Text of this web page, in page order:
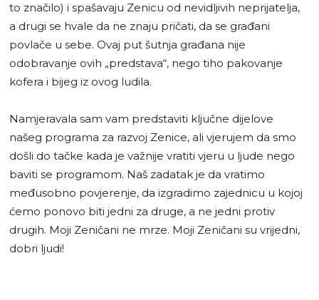
to značilo) i spašavaju Zenicu od nevidljivih neprijatelja,
a drugi se hvale da ne znaju pričati, da se građani
povlače u sebe. Ovaj put šutnja građana nije
odobravanje ovih „predstava“, nego tiho pakovanje
kofera i bijeg iz ovog ludila.
Namjeravala sam vam predstaviti ključne dijelove
našeg programa za razvoj Zenice, ali vjerujem da smo
došli do tačke kada je važnije vratiti vjeru u ljude nego
baviti se programom. Naš zadatak je da vratimo
međusobno povjerenje, da izgradimo zajednicu u kojoj
ćemo ponovo biti jedni za druge, a ne jedni protiv
drugih. Moji Zeničani ne mrze. Moji Zeničani su vrijedni,
dobri ljudi!